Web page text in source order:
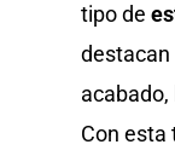
tipo de
destacan
Con esta